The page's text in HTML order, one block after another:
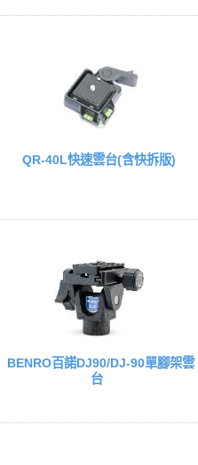
QR-40L快速雲台(含快拆版)
BENRO百諾DJ90/DJ-90單腳架雲
台